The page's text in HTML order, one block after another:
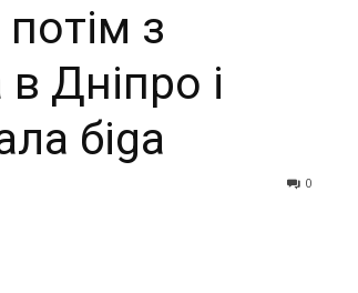
з
Дніпро і
біgа
0